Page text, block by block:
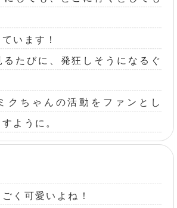
います！
るたびに、発狂しそうになるぐ
クちゃんの活動をファンとし
ように。
く可愛いよね！